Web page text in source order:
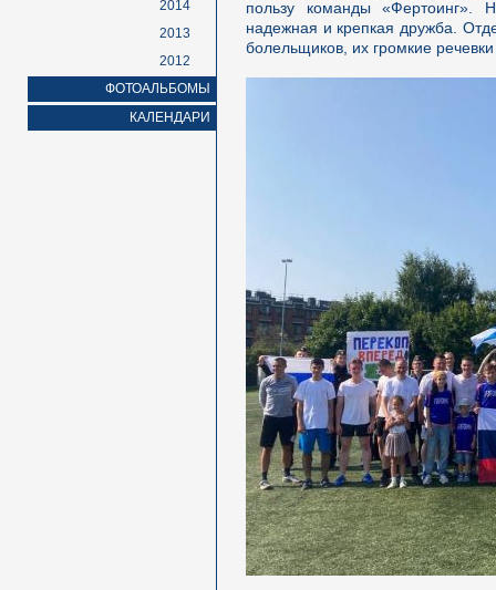
2014
2013
2012
ФОТОАЛЬБОМЫ
КАЛЕНДАРИ
пользу команды «Фертоинг».
надежная и крепкая дружба.
болельщиков, их громкие